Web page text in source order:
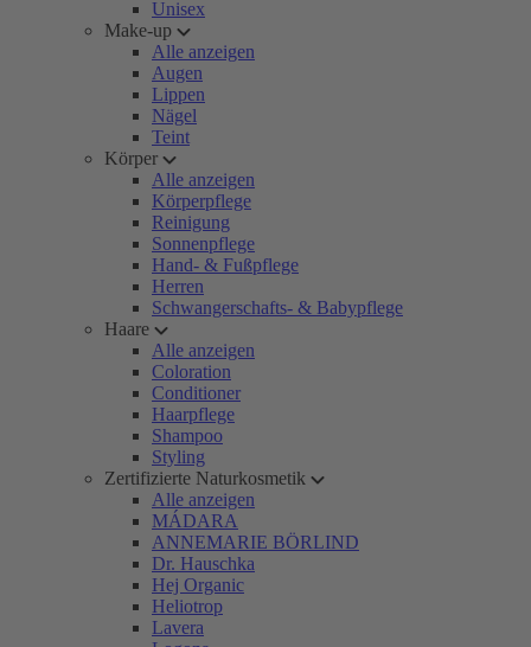
Unisex
Make-up
Alle anzeigen
Augen
Lippen
Nägel
Teint
Körper
Alle anzeigen
Körperpflege
Reinigung
Sonnenpflege
Hand- & Fußpflege
Herren
Schwangerschafts- & Babypflege
Haare
Alle anzeigen
Coloration
Conditioner
Haarpflege
Shampoo
Styling
Zertifizierte Naturkosmetik
Alle anzeigen
MÁDARA
ANNEMARIE BÖRLIND
Dr. Hauschka
Hej Organic
Heliotrop
Lavera